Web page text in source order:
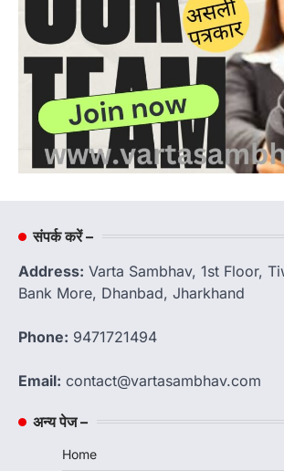
संपर्क करें –
Address: Varta Sambhav, 1st Floor,
Bank More, Dhanbad, Jharkhand
Phone: 9471721494
Email: contact@vartasambhav.com
अन्य पेज –
Home